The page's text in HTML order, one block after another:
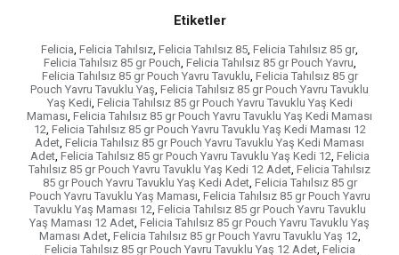
Etiketler
Felicia Felicia Tahılsız Felicia Tahılsız 85 Felicia Tahılsız 85 gr
Felicia Tahılsız 85 gr Pouch Felicia Tahılsız 85 gr Pouch Yavru
Felicia Tahılsız 85 gr Pouch Yavru Tavuklu Felicia Tahılsız 85 gr
Pouch Yavru Tavuklu Yaş Felicia Tahılsız 85 gr Pouch Yavru Tavuklu
Yaş Kedi Felicia Tahılsız 85 gr Pouch Yavru Tavuklu Yaş Kedi
Maması Felicia Tahılsız 85 gr Pouch Yavru Tavuklu Yaş Kedi Maması
12 Felicia Tahılsız 85 gr Pouch Yavru Tavuklu Yaş Kedi Maması 12
Adet Felicia Tahılsız 85 gr Pouch Yavru Tavuklu Yaş Kedi Maması
Adet, Felicia Tahılsız 85 gr Pouch Yavru Tavuklu Yaş Kedi 12 Felicia
Tahılsız 85 gr Pouch Yavru Tavuklu Yaş Kedi 12 Adet Felicia Tahılsız
85 gr Pouch Yavru Tavuklu Yaş Kedi Adet, Felicia Tahılsız 85 gr
Pouch Yavru Tavuklu Yaş Maması Felicia Tahılsız 85 gr Pouch Yavru
Tavuklu Yaş Maması 12 Felicia Tahılsız 85 gr Pouch Yavru Tavuklu
Yaş Maması 12 Adet Felicia Tahılsız 85 gr Pouch Yavru Tavuklu Yaş
Maması Adet, Felicia Tahılsız 85 gr Pouch Yavru Tavuklu Yaş 12
Felicia Tahılsız 85 gr Pouch Yavru Tavuklu Yaş 12 Adet, Felicia